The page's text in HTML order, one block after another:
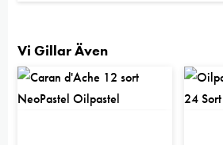
Vi Gillar Även